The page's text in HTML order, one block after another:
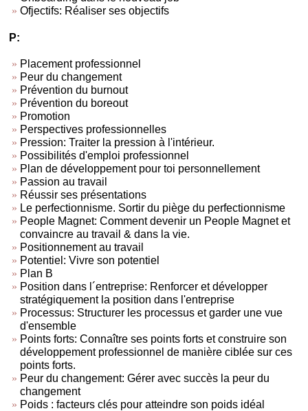
Ofjectifs: Réaliser ses objectifs
P:
Placement professionnel
Peur du changement
Prévention du burnout
Prévention du boreout
Promotion
Perspectives professionnelles
Pression: Traiter la pression à l'intérieur.
Possibilités d'emploi professionnel
Plan de développement pour toi personnellement
Passion au travail
Réussir ses présentations
Le perfectionnisme. Sortir du piège du perfectionnisme
People Magnet: Comment devenir un People Magnet et
convaincre au travail & dans la vie.
Positionnement au travail
Potentiel: Vivre son potentiel
Plan B
Position dans l´entreprise: Renforcer et développer
stratégiquement la position dans l'entreprise
Processus: Structurer les processus et garder une vue
d'ensemble
Points forts: Connaître ses points forts et construire son
développement professionnel de manière ciblée sur ces
points forts.
Peur du changement: Gérer avec succès la peur du
changement
Poids : facteurs clés pour atteindre son poids idéal